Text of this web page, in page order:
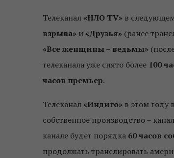
Телеканал «НЛО TV» в
взрыва» и «Друзья» (ранее
«Все женщины – ведьмы»
телеканала уже снято более 100
часов премьер.
Телеканал «Индиго» в этом году
собственное производство –
канале будет порядка 60 часов
продолжать транслировать